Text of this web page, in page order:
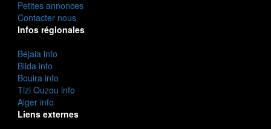
Petites annonces
Contacter nous
Infos régionales
Béjaia info
Blida info
Bouira info
Tizi Ouzou info
Alger info
Liens externes